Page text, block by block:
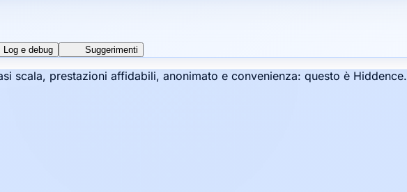
Log e debug Suggerimenti
scala, prestazioni affidabili, anonimato e convenienza: questo è Hiddence.